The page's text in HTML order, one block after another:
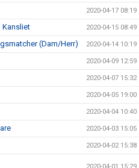
2020-04-17 08:19
Kansliet 2020-04-15 08:49
(Dam/Herr) 2020-04-14 10:19
2020-04-09 12:59
2020-04-07 15:32
2020-04-05 19:00
2020-04-04 10:40
2020-04-03 15:05
2020-04-02 15:38